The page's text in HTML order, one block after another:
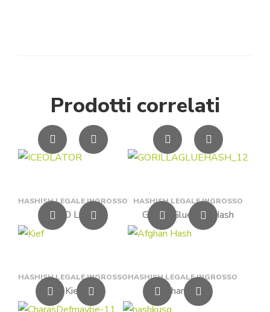
Prodotti correlati
HASHISH LEGALE INGROSSO
Ice O Lator
HASHISH LEGALE INGROSSO
Gorilla Glue Dry Hash
HASHISH LEGALE INGROSSO
Kief
HASHISH LEGALE INGROSSO
Afghan Hash